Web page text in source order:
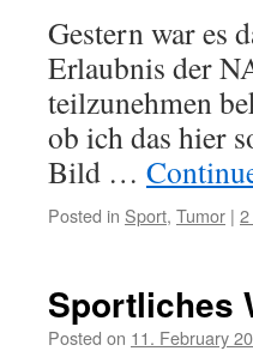
Gestern war es
Erlaubnis der
teilzunehmen
ob ich das hier
Bild …
Posted in Sport, Tumor |
Sportliches
Posted on 11. February